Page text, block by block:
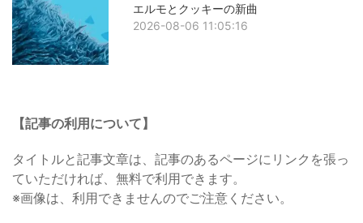
エルモとクッキーの新曲
2026-08-06 11:05:16
【記事の利用について】
タイトルと記事文章は、記事のあるページにリンクを張っ
ていただければ、無料で利用できます。
※画像は、利用できませんのでご注意ください。